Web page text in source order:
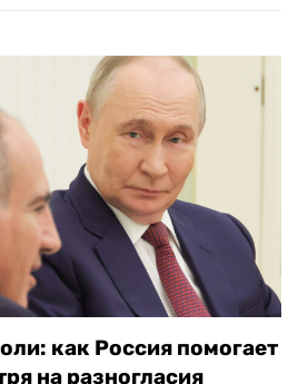
как Россия помогает
на разногласия